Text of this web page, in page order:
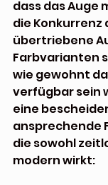
dass das Auge
die Konkurrenz
übertriebene
Farbvarianten
wie gewohnt
verfügbar sein
eine
ansprechende
die sowohl
modern wirkt: